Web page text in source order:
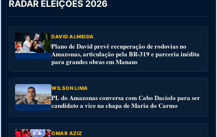
RADAR ELEIÇÕES 2026
DAVID ALMEIDA
Plano de David prevê recuperação de rodovias no
Amazonas, articulação pela BR-319 e parceria inédita
para grandes obras em Manaus
WILSON LIMA
PL do Amazonas conversa com Cabo Daciolo para ser
candidato a vice na chapa de Maria do Carmo
OMAR AZIZ